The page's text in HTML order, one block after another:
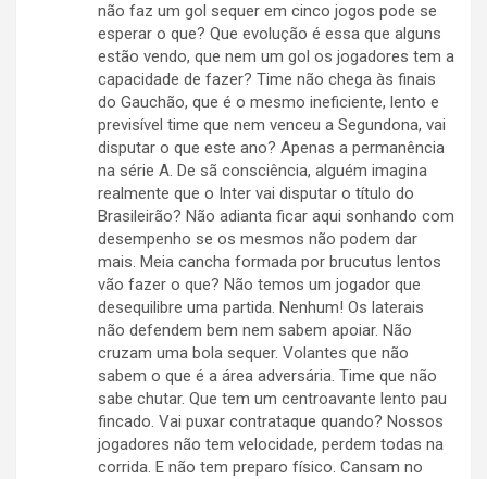
não faz um gol sequer em cinco jogos pode se
esperar o que? Que evolução é essa que alguns
estão vendo, que nem um gol os jogadores tem a
capacidade de fazer? Time não chega às finais
do Gauchão, que é o mesmo ineficiente, lento e
previsível time que nem venceu a Segundona, vai
disputar o que este ano? Apenas a permanência
na série A. De sã consciência, alguém imagina
realmente que o Inter vai disputar o título do
Brasileirão? Não adianta ficar aqui sonhando com
desempenho se os mesmos não podem dar
mais. Meia cancha formada por brucutus lentos
vão fazer o que? Não temos um jogador que
desequilibre uma partida. Nenhum! Os laterais
não defendem bem nem sabem apoiar. Não
cruzam uma bola sequer. Volantes que não
sabem o que é a área adversária. Time que não
sabe chutar. Que tem um centroavante lento pau
fincado. Vai puxar contrataque quando? Nossos
jogadores não tem velocidade, perdem todas na
corrida. E não tem preparo físico. Cansam no